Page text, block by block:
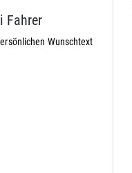
Fahrer
Wunschtext